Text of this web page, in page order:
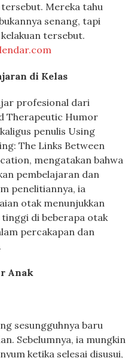
Mereka tahu
senang, tapi
tersebut.
di Kelas
profesional dari
Therapeutic Humor
penulis Using
The Links Between
mengatakan bahwa
pembelajaran dan
penelitiannya, ia
otak menunjukkan
di beberapa otak
percakapan dan
Anak
sesungguhnya baru
Sebelumnya, ia mungkin
ketika selesai disusui,